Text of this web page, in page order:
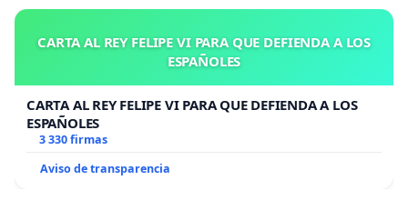
CARTA AL REY FELIPE VI PARA QUE DEFIENDA A LOS
ESPAÑOLES
CARTA AL REY FELIPE VI PARA QUE DEFIENDA A LOS
ESPAÑOLES
3 330 firmas
Aviso de transparencia